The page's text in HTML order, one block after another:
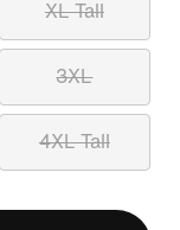
XL Tall
3XL
4XL Tall